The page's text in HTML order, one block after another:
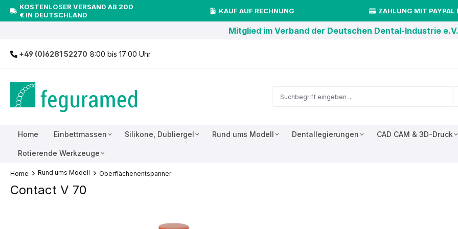
springen
KOSTENLOSER VERSAND AB 200
€ IN DEUTSCHLAND
KAUF AUF RECHNUNG ZAHLUNG MIT PAYPAL
Mitglied im Verband der Deutschen Dental-Industrie e.V.
+49 (0)6281 52270 8:00 bis 17:00 Uhr
Home Einbettmassen Silikone, Dubliergel Rund ums Modell Dentallegierungen CAD CAM & 3D-Druck
Rotierende Werkzeuge
Home Rund ums Modell Oberflächenentspanner
Contact V 70